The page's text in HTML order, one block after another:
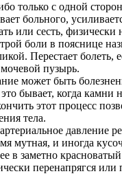
только с одной
больного,
или сесть, физически
боли в пояснице
Перестает болеть,
пузырь.
может быть
бывает, когда камни
этот процесс
тела.
давление
мутная, и иногда
в заметно красноватый
перенапрягся или